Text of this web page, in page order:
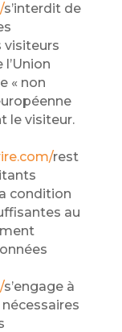
s’interdit de
visiteurs
« non
le visiteur.
rest
condition
au
s’engage à